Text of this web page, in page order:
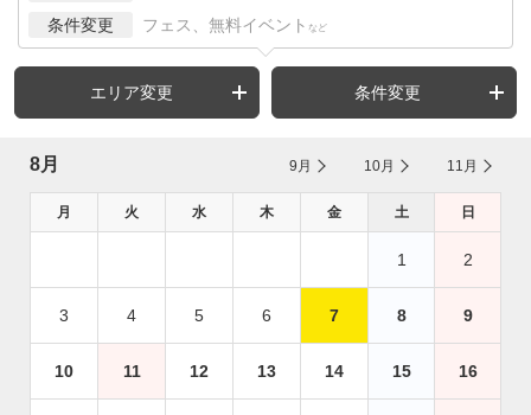
条件変更 フェス、無料イベント など
エリア変更 条件変更
8月 9月 10月 11月
月 火 水 木 金 土 日
1 2
3 4 5 6 7 8 9
10 11 12 13 14 15 16